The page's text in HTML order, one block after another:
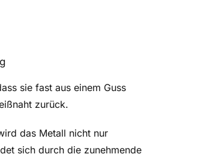
sie fast aus einem Guss
zurück.
das Metall nicht nur
sich durch die zunehmende